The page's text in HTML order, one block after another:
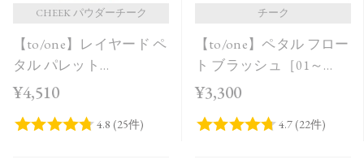
レビュー評価が高い順
人気順
CHEEK パウダーチーク
【to/one】レイヤード ペ
タル パレット
［EX01,EX02］＜限定品
¥4,510
チーク
【to/one】ペタル フロー
ト ブラッシュ［01～
03］
¥3,300